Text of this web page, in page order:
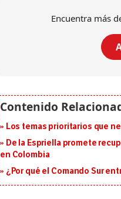
Encuentra más
Los temas prioritarios que
De la Espriella promete
en Colombia
¿Por qué el Comando Sur